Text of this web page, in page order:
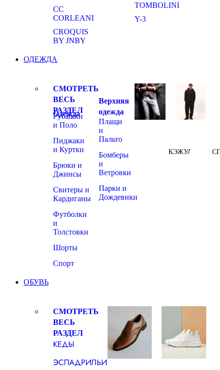
CC
CORLEANI
CROQUIS
BY JNBY
TOMBOLINI
Y-3
ОДЕЖДА
СМОТРЕТЬ
ВЕСЬ
РАЗДЕЛ
Одежда
Рубашки
и Поло
Пиджаки
и Куртки
Брюки и
Джинсы
Свитеры и
Кардиганы
Футболки
и
Толстовки
Шорты
Спорт
Верхняя
одежда
Плащи
и
Пальто
Бомберы
и
Ветровки
Парки и
Дождевики
КЭЖУАЛ
ОБУВЬ
СМОТРЕТЬ
ВЕСЬ
РАЗДЕЛ
КЕДЫ
ЭСПАДРИЛЬИ